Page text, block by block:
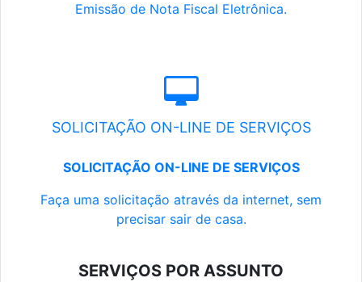
Emissão de Nota Fiscal Eletrônica.
SOLICITAÇÃO ON-LINE DE SERVIÇOS
SOLICITAÇÃO ON-LINE DE SERVIÇOS
Faça uma solicitação através da internet, sem
precisar sair de casa.
SERVIÇOS POR ASSUNTO